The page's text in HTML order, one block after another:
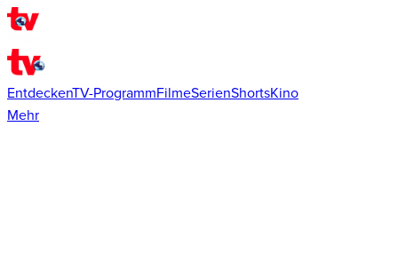
EntdeckenTV-ProgrammFilmeSerienShortsKino
Mehr